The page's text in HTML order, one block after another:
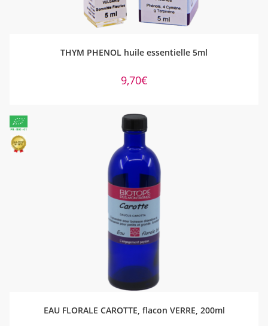
THYM PHENOL huile essentielle 5ml
9,70€
EAU FLORALE CAROTTE, flacon VERRE, 200ml